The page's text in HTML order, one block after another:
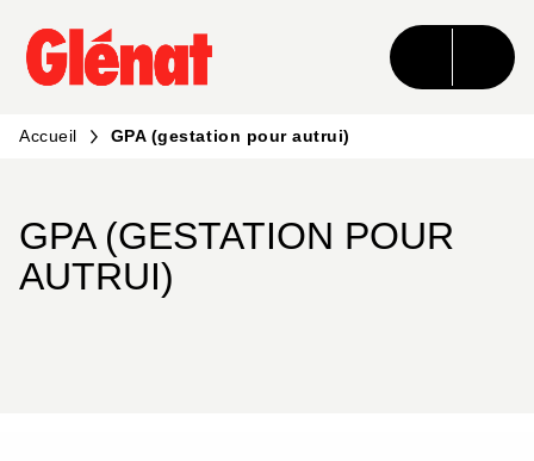
MENU RECHERCHE CONTENU
PIED DE PAGE
Accueil GPA (gestation pour autrui)
GPA (GESTATION POUR
AUTRUI)